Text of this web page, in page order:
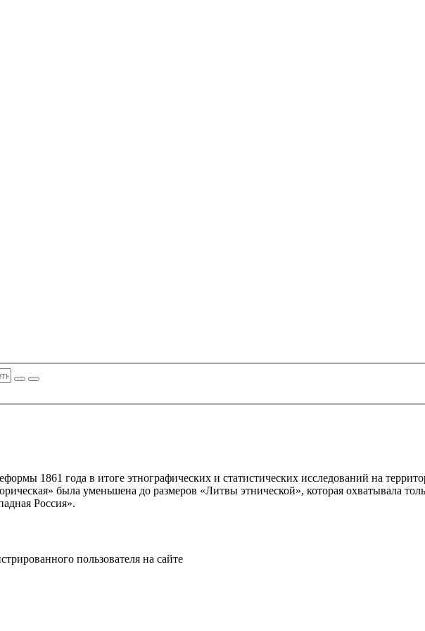
1861 года в итоге этнографических и статистических исследований на
была уменьшена до размеров «Литвы этнической», которая охватывала
Россия».
пользователя на сайте